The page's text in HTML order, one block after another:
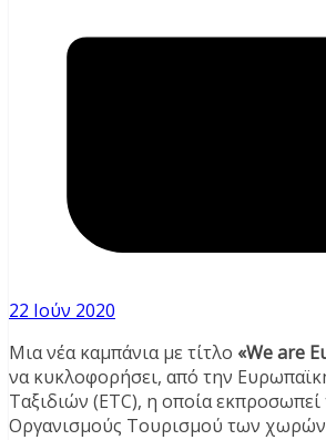
22 Ιούν 2020
Μια νέα καμπάνια με τίτλο «We are
να κυκλοφορήσει, από την
Ταξιδιών (ETC), η οποία εκπροσωπεί
Οργανισμούς Τουρισμού των